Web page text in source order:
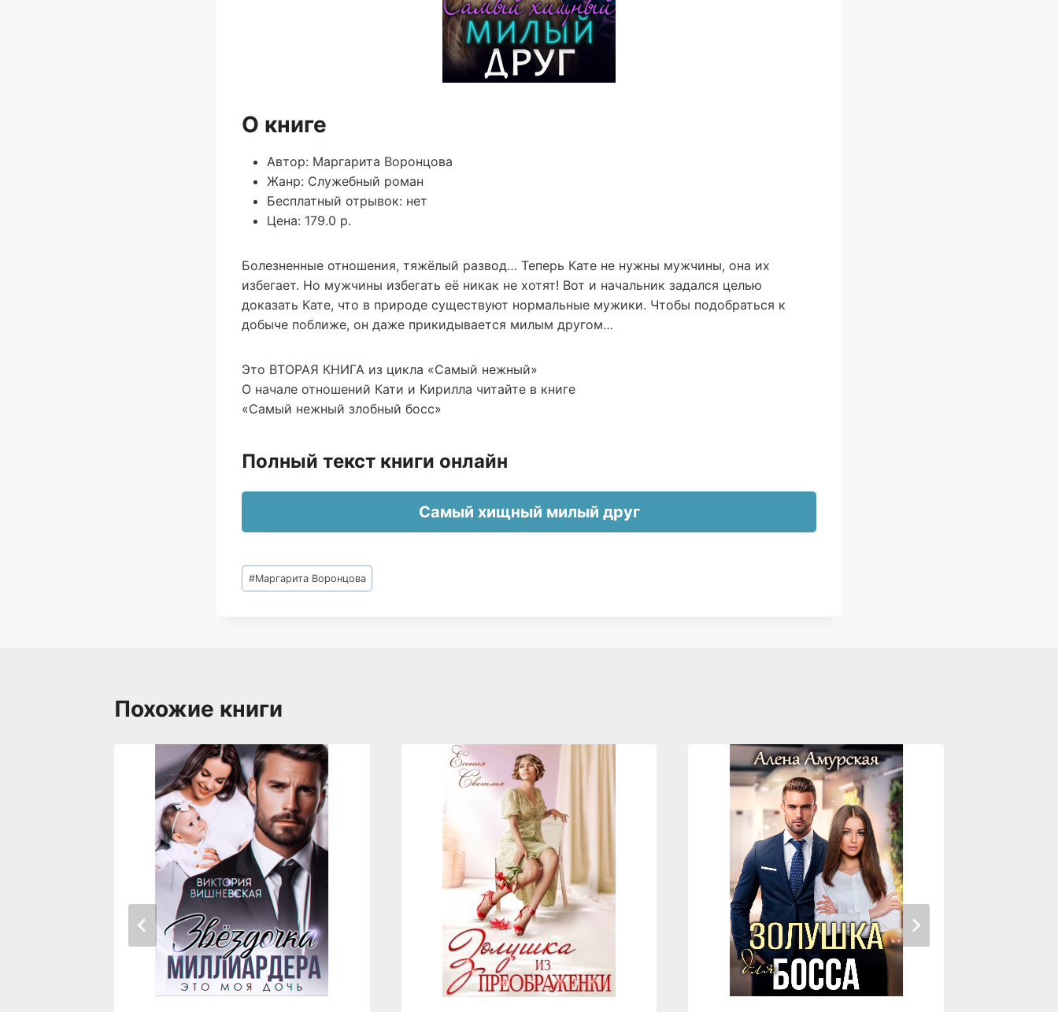
О книге
Автор: Маргарита Воронцова
Жанр: Служебный роман
Бесплатный отрывок: нет
Цена: 179.0 р.
Болезненные отношения, тяжёлый развод… Теперь Кате не нужны мужчины, она их
избегает. Но мужчины избегать её никак не хотят! Вот и начальник задался целью
доказать Кате, что в природе существуют нормальные мужики. Чтобы подобраться к
добыче поближе, он даже прикидывается милым другом…
Это ВТОРАЯ КНИГА из цикла «Самый нежный»
О начале отношений Кати и Кирилла читайте в книге
«Самый нежный злобный босс»
Полный текст книги онлайн
Самый хищный милый друг
Метки
записи:
#Маргарита Воронцова
Похожие книги